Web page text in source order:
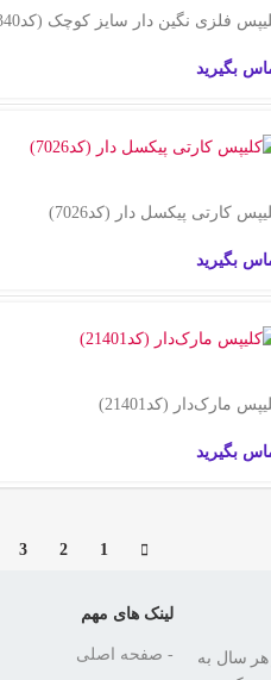
فلزی نگین دار سایز کوچک (کد7340)
بگیرید
کارتی پیکسل دار (کد7026)
بگیرید
مارک‌دار (کد21401)
بگیرید
1
2
3
۱۳۶۷ آغاز نموده و هر سال به
لینک های مهم
- صفحه اصلی